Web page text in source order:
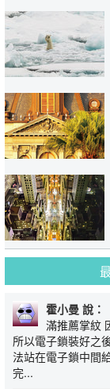
霍小曼 說：
滿推薦掌紋
所以電子鎖裝好之
法站在電子鎖中間
完...